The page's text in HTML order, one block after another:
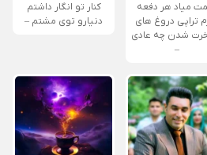
میاد هر دفعه
تراپی دروغ‌ های
شدن چه عادی
–
کنار تو انگار داشتم
دنیارو توی مشتم –